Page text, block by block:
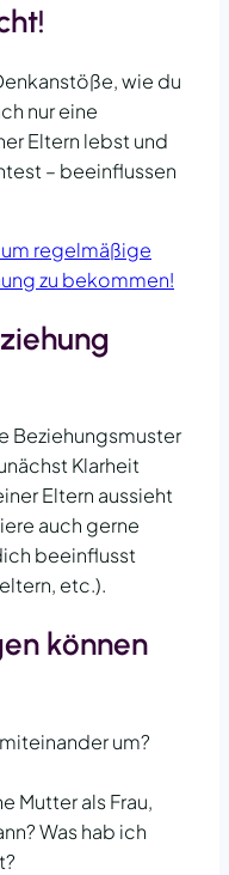
wie du
nur eine
Eltern lebst und
– beeinflussen
regelmäßige
zu bekommen!
Beziehungsmuster
Klarheit
Eltern aussieht
auch gerne
beeinflusst
etc.).
können
um?
Mutter als Frau,
Was hab ich